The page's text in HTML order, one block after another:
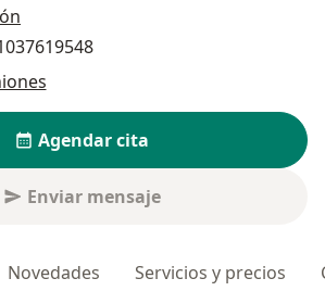
Agendar cita
Enviar mensaje
Novedades Servicios y precios